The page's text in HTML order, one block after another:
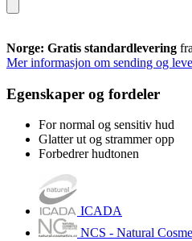
Norge: Gratis standardlevering
Mer informasjon om sending og
Egenskaper og fordeler
For normal og sensitiv hud
Glatter ut og strammer opp
Forbedrer hudtonen
ICADA
NCS - Natural